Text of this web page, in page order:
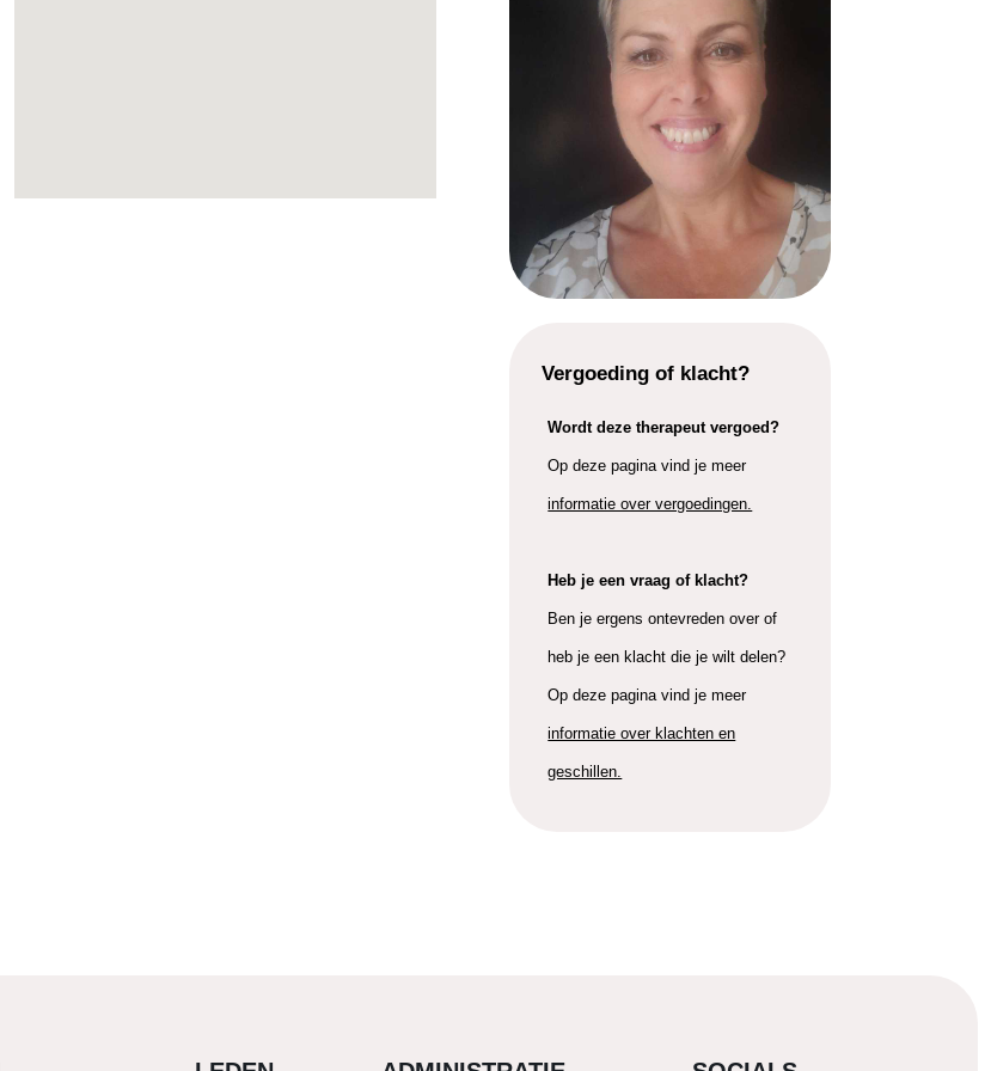
Vergoeding of klacht?
Wordt deze therapeut vergoed?
Op deze pagina vind je meer
informatie over vergoedingen.
Heb je een vraag of klacht?
Ben je ergens ontevreden over of
heb je een klacht die je wilt delen?
Op deze pagina vind je meer
informatie over klachten en
geschillen.